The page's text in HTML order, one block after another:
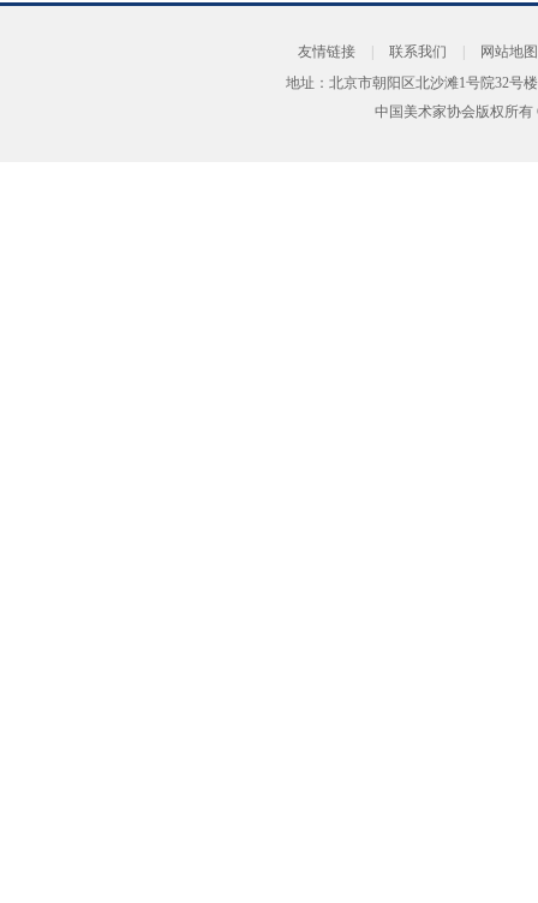
友情链接 联系我们
网站地图
地址：北京市朝阳区北沙滩1号院32号
中国美术家协会版权所有